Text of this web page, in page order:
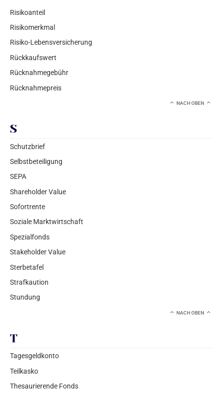
Risikoanteil
Risikomerkmal
Risiko-Lebensversicherung
Rückkaufswert
Rücknahmegebühr
Rücknahmepreis
NACH OBEN
S
Schutzbrief
Selbstbeteiligung
SEPA
Shareholder Value
Sofortrente
Soziale Marktwirtschaft
Spezialfonds
Stakeholder Value
Sterbetafel
Strafkaution
Stundung
NACH OBEN
T
Tagesgeldkonto
Teilkasko
Thesaurierende Fonds